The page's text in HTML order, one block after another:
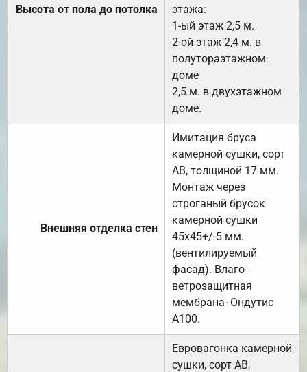
Высота от пола до потолка
этажа:
1-ый этаж 2,5 м.
2-ой этаж 2,4 м. в
полутораэтажном
доме
2,5 м. в двухэтажном
доме.
Внешняя отделка стен
Имитация бруса
камерной сушки, сорт
АВ, толщиной 17 мм.
Монтаж через
строганый брусок
камерной сушки
45х45+/-5 мм.
(вентилируемый
фасад). Влаго-
ветрозащитная
мембрана- Ондутис
А100.
Евровагонка камерной
сушки, сорт АВ,